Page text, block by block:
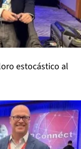
estocástico al